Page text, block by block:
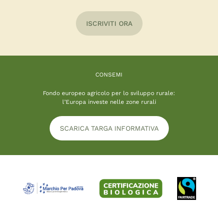
ISCRIVITI ORA
CONSEMI
Fondo europeo agricolo per lo sviluppo rurale:
l’Europa investe nelle zone rurali
SCARICA TARGA INFORMATIVA